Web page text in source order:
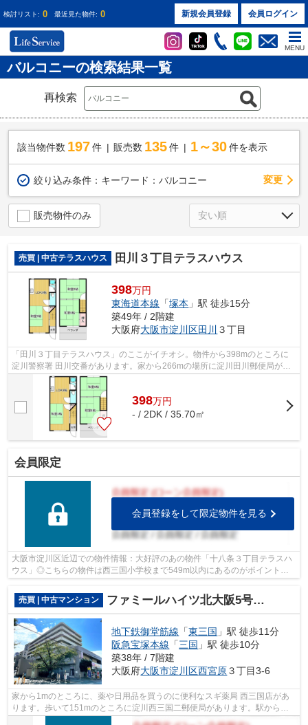
検討リスト: 0 最近見た物件: 0 新規会員登録 会員ログイン
MENU
バルコニーの検索結果一覧
再検索
該当物件数 197件 販売数 135 件 1～30 件を表示
絞り込み条件： キーワード：バルコニー 変更
販売物件のみ
売買 | 中古テラスハウス 田川３丁目テラスハウス
398万円
東海道本線 「塚本 」駅 徒歩15分
築49年 / 2階建
大阪府大阪市淀川区田川 ３丁目
「田川３丁目テラスハウス」のここがイチオシ。物件から398mのところに
淀川警察署 田川交番があります。家から266mの場所に淀川田川郵便局があ
ります。駅から徒歩15分に位置する物件で...
398万円
- / 2DK / 35.70㎡
会員限定
会員登録をして限定物件を見る
大阪市淀川区近辺での物件情報：大好評のあの物件「十八条３丁目テラスハ
ウス」◎こちらの物件は西三国小学校まで549m以内にあるのがポイントで
売買 | 中古マンション
ファミールハイツ北大阪5号棟弐番館
地下鉄御堂筋線 「東三国 」駅 徒歩11分
阪急宝塚本線 「三国 」駅 徒歩10分
築38年 / 7階建
大阪府大阪市淀川区西宮原３丁目3-6
家から1mのところに、薬や日用品を買うのに便利なスギ薬局 西三国店があ
ります。歩いて151mのところに淀川西三国二郵便局があります。駅から徒
歩8分の物件です。こちらはエレベーター...